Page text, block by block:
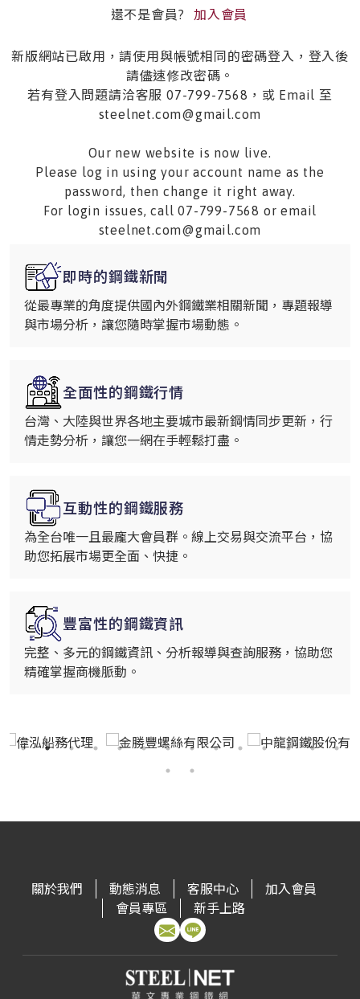
還不是會員? 加入會員
新版網站已啟用，請使用與帳號相同的密碼登入，登入後
請儘速修改密碼。
若有登入問題請洽客服 07-799-7568，或 Email 至
steelnet.com@gmail.com
Our new website is now live.
Please log in using your account name as the
password, then change it right away.
For login issues, call 07-799-7568 or email
steelnet.com@gmail.com
即時的鋼鐵新聞
從最專業的角度提供國內外鋼鐵業相關新聞，專題報導
與市場分析，讓您隨時掌握市場動態。
全面性的鋼鐵行情
台灣、大陸與世界各地主要城市最新鋼情同步更新，行
情走勢分析，讓您一網在手輕鬆打盡。
互動性的鋼鐵服務
為全台唯一且最龐大會員群。線上交易與交流平台，協
助您拓展市場更全面、快捷。
豐富性的鋼鐵資訊
完整、多元的鋼鐵資訊、分析報導與查詢服務，協助您
精確掌握商機脈動。
關於我們 動態消息 客服中心
加入會員
會員專區
新手上路